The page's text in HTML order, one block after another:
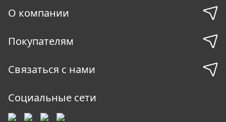
О компании
Покупателям
Связаться с нами
Социальные сети